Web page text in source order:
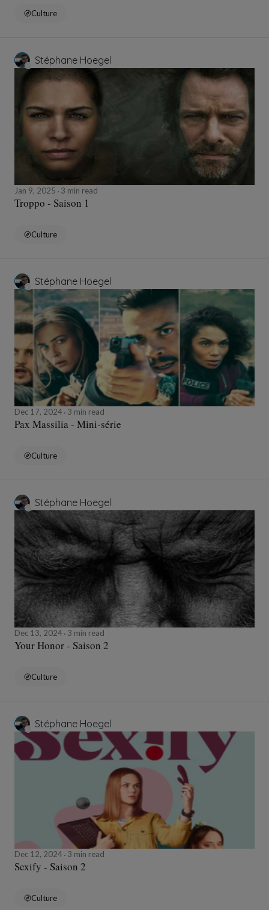
Culture
Stéphane Hoegel
Jan 9, 2025 3 min read
Troppo - Saison 1
Culture
Stéphane Hoegel
Dec 17, 2024 3 min read
Pax Massilia - Mini-série
Culture
Stéphane Hoegel
Dec 13, 2024 3 min read
Your Honor - Saison 2
Culture
Stéphane Hoegel
Dec 12, 2024 3 min read
Sexify - Saison 2
Culture